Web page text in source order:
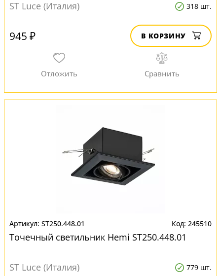
ST Luce (Италия) 318 шт.
945 ₽ В КОРЗИНУ
ST250.448.01 245510
Точечный светильник Hemi ST250.448.01
ST Luce (Италия) 779 шт.